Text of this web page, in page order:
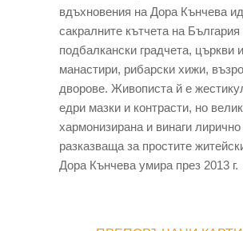
вдъхновения на Дора Кънчева
сакралните кътчета на
подбалкански градчета, църкви и
манастири, рибарски хижи,
дворове. Живописта й е
едри мазки и контрасти, но
хармонизирана и винаги лирично
разказваща за простите
Дора Кънчева умира през 2013 г.